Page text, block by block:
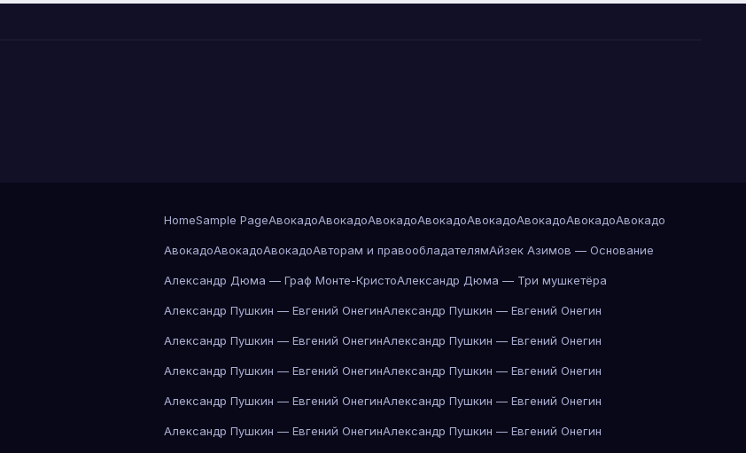
HomeSample PageАвокадоАвокадоАвокадоАвокадоАвокадоАвокадоАвокадоАвокадо
АвокадоАвокадоАвокадоАвторам и правообладателямАйзек Азимов — Основание
Александр Дюма — Граф Монте-КристоАлександр Дюма — Три мушкетёра
Александр Пушкин — Евгений ОнегинАлександр Пушкин — Евгений Онегин
Александр Пушкин — Евгений ОнегинАлександр Пушкин — Евгений Онегин
Александр Пушкин — Евгений ОнегинАлександр Пушкин — Евгений Онегин
Александр Пушкин — Евгений ОнегинАлександр Пушкин — Евгений Онегин
Александр Пушкин — Евгений ОнегинАлександр Пушкин — Евгений Онегин